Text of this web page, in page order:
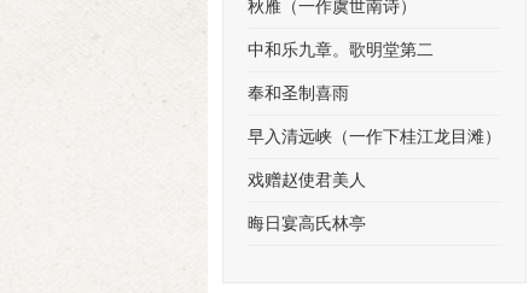
秋雁（一作虞世南诗）
中和乐九章。歌明堂第二
奉和圣制喜雨
早入清远峡（一作下桂江龙目滩）
戏赠赵使君美人
晦日宴高氏林亭